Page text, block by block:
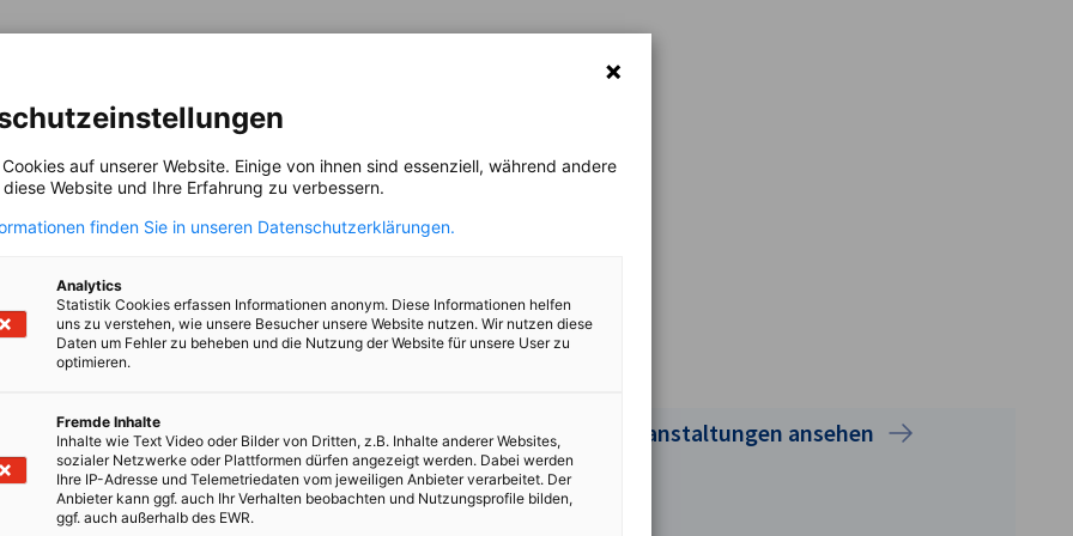
Xing teilenKopiere URL zum Clipboard
ansehen Alle Veranstaltungen ansehen
auf unserer Website. Einige von ihnen sind essenziell, während andere
Website und Ihre Erfahrung zu verbessern.
finden Sie in unseren Datenschutzerklärungen.
Analytics
Statistik Cookies erfassen Informationen anonym. Diese Informationen helfen
uns zu verstehen, wie unsere Besucher unsere Website nutzen. Wir nutzen diese
Daten um Fehler zu beheben und die Nutzung der Website für unsere User zu
optimieren.
Fremde Inhalte
Inhalte wie Text Video oder Bilder von Dritten, z.B. Inhalte anderer Websites,
sozialer Netzwerke oder Plattformen dürfen angezeigt werden. Dabei werden
Ihre IP-Adresse und Telemetriedaten vom jeweiligen Anbieter verarbeitet. Der
Anbieter kann ggf. auch Ihr Verhalten beobachten und Nutzungsprofile bilden,
ggf. auch außerhalb des EWR.